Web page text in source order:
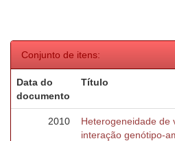
Conjunto de itens:
Data do
documento
Título
2010
Heterogeneidade de
interação genótipo-